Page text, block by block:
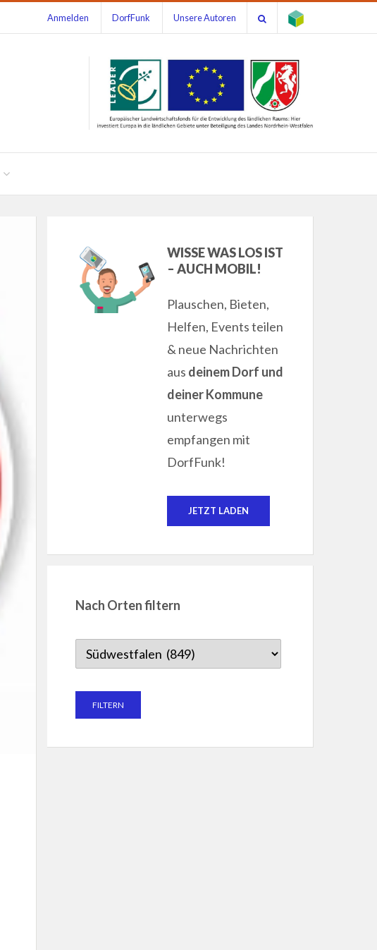
Anmelden DorfFunk Unsere Autoren
WISSE WAS LOS IST
– AUCH MOBIL!
Plauschen, Bieten,
Helfen, Events teilen
& neue Nachrichten
aus deinem Dorf und
deiner Kommune
unterwegs
empfangen mit
DorfFunk!
JETZT LADEN
Nach Orten filtern